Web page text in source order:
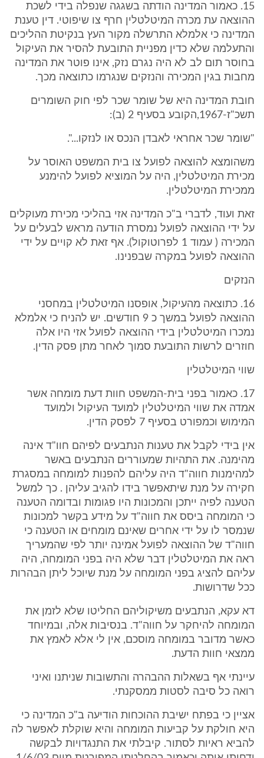
15. כאמור המדינה הודתה בשגגה שנפלה בידי לשכת
ההוצאה עת מכרה המיטלטלין חרף צו שיפוטי. דין טענת
המדינה כי אלמלא התרשלה מקור העץ בנקיטת ההליכים
והתעלמה שלא כדין מפניית התובעת להסיר את העיקול
בחוסר תום לב לא היה נגרם נזק, אינו פוטר את המדינה
מחבות בגין המכירה והנזקים שנגרמו כתוצאה מכך.
חובת המדינה היא של שומר שכר לפי חוק השומרים
תשכ"ז-1967,הקובע בסעיף 2 (ב):
"שומר שכר אחראי לאבדן הנכס או לנזקו...".
משהומצא להוצאה לפועל צו בית המשפט האוסר על
מכירת המיטלטלין, היה על המוציא לפועל להימנע
ממכירת המיטלטלין.
זאת ועוד, לדברי ב"כ המדינה אזי בהליכי מכירת מעוקלים
על ידי ההוצאה לפועל נמסרת הודעה מראש לבעלים על
המכירה ( עמוד 1 לפרוטוקול). אף זאת לא קויים על ידי
ההוצאה לפועל במקרה שבפנינו.
הנזקים
16. כתוצאה מהעיקול, אופסנו המיטלטלין במחסני
ההוצאה לפועל במשך כ 9 חודשים. יש להניח כי אלמלא
נמכרו המיטלטלין בידי ההוצאה לפועל אזי היו אלה
חוזרים לרשות התובעת סמוך לאחר מתן פסק הדין.
שווי המיטלטלין
17. כאמור בפני בית-המשפט חוות דעת מומחה אשר
אמדה את שווי המיטלטלין למועד העיקול ולמועד
המימוש וכמפורט בסעיף 7 לפסק הדין.
אין בידי לקבל את טענות הנתבעים לפיהם חוו"ד אינה
מהימנה. את התהיות שמעוררים הנתבעים באשר
למהימנות חווה"ד היה עליהם להפנות למומחה במסגרת
חקירה על מנת שיתאפשר בידו להגיב עליהן . כך למשל
הטענה לפיה ייתכן והמכונות היו פגומות ובדומה הטענה
כי המומחה ביסס את חווה"ד על מידע בקשר למכונות
שנמסר לו על ידי אחרים שאינם מומחים או הטענה כי
חווה"ד של ההוצאה לפועל אמינה יותר לפי שהמעריך
ראה את המיטלטלין דבר שלא היה בפני המומחה, היה
עליהם להציג בפני המומחה על מנת שיוכל ליתן הבהרות
ככל שדרושות.
דא עקא, הנתבעים משיקוליהם החליטו שלא לזמן את
המומחה להיחקר על חווה"ד. בנסיבות אלה, ובמיוחד
כאשר מדובר במומחה מוסכם, אין לי אלא לאמץ את
ממצאי חוות הדעת.
עיינתי אף בשאלות ההבהרה והתשובות שניתנו ואיני
רואה כל סיבה לסטות ממסקנתי.
אציין כי בפתח ישיבת ההוכחות הודיעה ב"כ המדינה כי
היא חולקת על קביעות המומחה והיא שוקלת לאפשר לה
להביא ראיות לסתור. קיבלתי את התנגדויות לבקשה